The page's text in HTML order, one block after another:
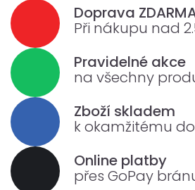
Doprava
Při nákupu nad
Pravidelné akce
na všechny
Zboží skladem
k okamžitému
Online platby
přes GoPay